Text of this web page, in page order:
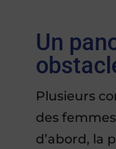
Un
Plusieurs
des
d’abord, la